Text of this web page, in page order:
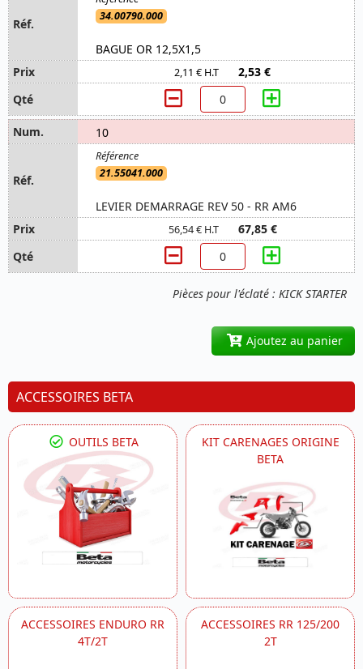
Pièces pour l'éclaté : KICK STARTER
34.00790.000
BAGUE OR 12,5X1,5
2,11 € H.T 2,53 €
10
21.55041.000
LEVIER DEMARRAGE REV 50 - RR AM6
56,54 € H.T 67,85 €
Ajoutez au panier
ACCESSOIRES BETA
OUTILS BETA
KIT CARENAGES ORIGINE
BETA
ACCESSOIRES ENDURO RR
4T/2T
ACCESSOIRES RR 125/200
2T